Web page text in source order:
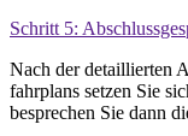
Schritt 5:
Nach der detaillierten
fahr­plans setzen Sie
besprechen Sie dann